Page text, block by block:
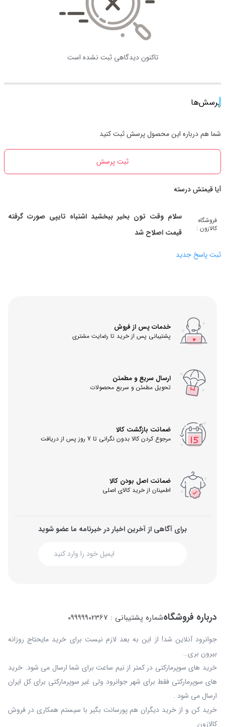
تاکنون دیدگاهی ثبت نشده است
پرسش‌ها
شما هم درباره این محصول پرسش ثبت کنید
ثبت پرسش
آیا قیمتش درسته
فروشگاه
کالازون :
سلام وقت تون بخیر ببخشید اشتباه تایپی صورت گرفته
قیمت اصلاح شد
ثبت پاسخ جدید
خدمات پس از فروش
پشتیبانی پس از خرید تا رضایت مشتری
ارسال سریع و مطمئن
تحویل مطمئن و سریع محصولات
ضمانت بازگشت کالا
مرجوع کردن کالا بدون نگرانی تا 7 روز پس از دریافت
ضمانت اصل بودن کالا
اطمینان از خرید کالای اصلی
برای آگاهی از آخرین اخبار در خبرنامه ما عضو شوید
درباره فروشگاهشماره پشتیبانی : 09999902367
جوانرود آنلاین شد! از این به بعد لازم نیست برای خرید مایحتاج روزانه
بیرون بری…
خرید های سوپرمارکتی در کمتر از نیم ساعت برای شما ارسال می شود. خرید
های سوپرمارکتی فقط برای شهر جوانرود ولی غیر سوپرمارکتی برای کل ایران
ارسال می شود .
خرید کن و از خرید دیگران هم پورسانت بگیر با سیستم همکاری در فروش
کالازون